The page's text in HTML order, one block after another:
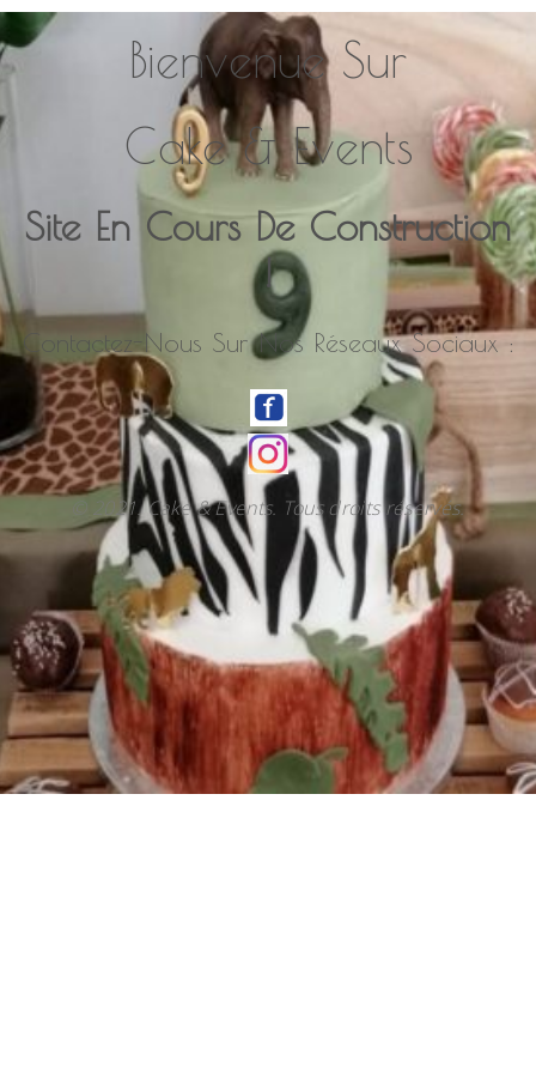
Bienvenue Sur
Cake & Events
Site En Cours De Construction
!
Contactez-Nous Sur Nos Réseaux Sociaux :
© 2021. Cake & Events. Tous droits réservés.